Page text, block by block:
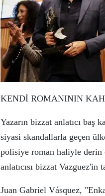
KENDİ ROMANININ
Yazarın bizzat anlatıcı baş
siyasi skandallarla geçen ü
polisiye roman haliyle derin
anlatıcısı bizzat Vazguez'in
Juan Gabriel Vásquez,